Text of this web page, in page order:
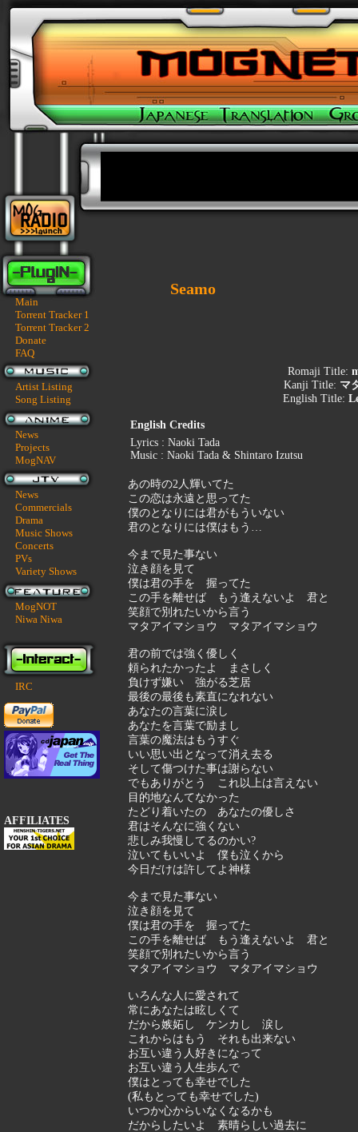
Main
Torrent Tracker 1
Torrent Tracker 2
Donate
FAQ
Artist Listing
Song Listing
News
Projects
MogNAV
News
Commercials
Drama
Music Shows
Concerts
PVs
Variety Shows
MogNOT
Niwa Niwa
IRC
AFFILIATES
Seamo
Romaji Title:
Kanji Title: マ
English Title:
English Credits
Lyrics : Naoki Tada
Music : Naoki Tada & Shintaro Izutsu
あの時の2人輝いてた
この恋は永遠と思ってた
僕のとなりには君がもういない
君のとなりには僕はもう…
今まで見た事ない
泣き顔を見て
僕は君の手を 握ってた
この手を離せば もう逢えないよ 君と
笑顔で別れたいから言う
マタアイマショウ マタアイマショウ
君の前では強く優しく
頼られたかったよ まさしく
負けず嫌い 強がる芝居
最後の最後も素直になれない
あなたの言葉に涙し
あなたを言葉で励まし
言葉の魔法はもうすぐ
いい思い出となって消え去る
そして傷つけた事は謝らない
でもありがとう これ以上は言えない
目的地なんてなかった
たどり着いたの あなたの優しさ
君はそんなに強くない
悲しみ我慢してるのかい?
泣いてもいいよ 僕も泣くから
今日だけは許してよ神様
今まで見た事ない
泣き顔を見て
僕は君の手を 握ってた
この手を離せば もう逢えないよ 君と
笑顔で別れたいから言う
マタアイマショウ マタアイマショウ
いろんな人に愛されて
常にあなたは眩しくて
だから嫉妬し ケンカし 涙し
これからはもう それも出来ない
お互い違う人好きになって
お互い違う人生歩んで
僕はとっても幸せでした
(私もとっても幸せでした)
いつか心からいなくなるかも
だからしたいよ 素晴らしい過去に